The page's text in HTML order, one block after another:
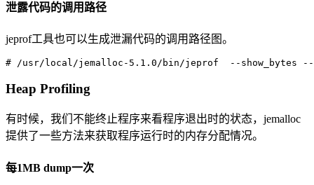
泄露代码的调用路径
jeprof工具也可以生成泄漏代码的调用路径图。
Heap Profiling
有时候，我们不能终止程序来看程序退出时的状态，jemalloc
提供了一些方法来获取程序运行时的内存分配情况。
每1MB dump一次